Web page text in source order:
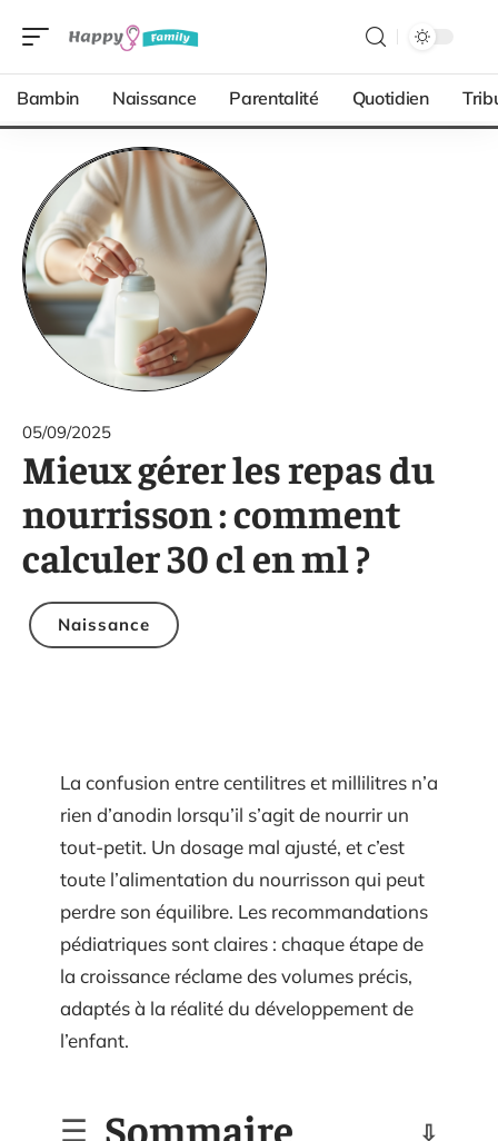
Bambin Naissance Parentalité Quotidien
05/09/2025
Mieux gérer les repas du
nourrisson : comment
calculer 30 cl en ml ?
Naissance
La confusion entre centilitres et millilitres n’a
rien d’anodin lorsqu’il s’agit de nourrir un
tout-petit. Un dosage mal ajusté, et c’est
toute l’alimentation du nourrisson qui peut
perdre son équilibre. Les recommandations
pédiatriques sont claires : chaque étape de
la croissance réclame des volumes précis,
adaptés à la réalité du développement de
l’enfant.
Sommaire